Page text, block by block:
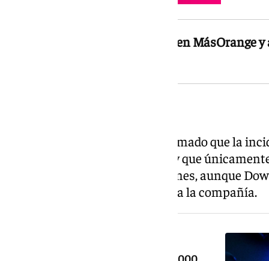
El fallo de la red tiene su origen en MásOrange
Movistar y Vodafone han confirmado que la
infraestructura de MásOrange y que
a ese grupo de telecomunicaciones, aunque
reportes de otras firmas ajenas a la compañía.
La PlayStation 6 podría superar los 1.000